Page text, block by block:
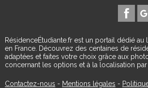
RésidenceÉtudiante.fr est un portail dédié
en France. Découvrez des centaines de
adaptées et faites votre choix grâce aux
concernant les options et à la localisation
Contactez-nous - Mentions légales -